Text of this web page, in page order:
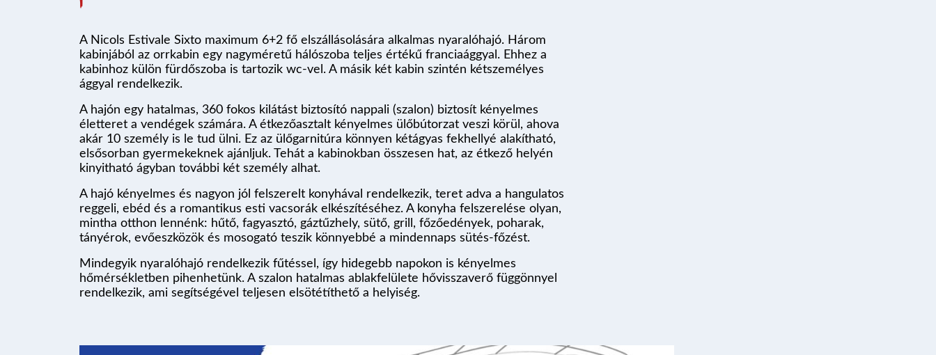
A Nicols Estivale Sixto maximum 6+2 fő elszállásolására alkalmas nyaralóhajó. Három
kabinjából az orrkabin egy nagyméretű hálószoba teljes értékű franciaággyal. Ehhez a
kabinhoz külön fürdőszoba is tartozik wc-vel. A másik két kabin szintén kétszemélyes
ággyal rendelkezik.
A hajón egy hatalmas, 360 fokos kilátást biztosító nappali (szalon) biztosít kényelmes
életteret a vendégek számára. A étkezőasztalt kényelmes ülőbútorzat veszi körül, ahova
akár 10 személy is le tud ülni. Ez az ülőgarnitúra könnyen kétágyas fekhellyé alakítható,
elsősorban gyermekeknek ajánljuk. Tehát a kabinokban összesen hat, az étkező helyén
kinyitható ágyban további két személy alhat.
A hajó kényelmes és nagyon jól felszerelt konyhával rendelkezik, teret adva a hangulatos
reggeli, ebéd és a romantikus esti vacsorák elkészítéséhez. A konyha felszerelése olyan,
mintha otthon lennénk: hűtő, fagyasztó, gáztűzhely, sütő, grill, főzőedények, poharak,
tányérok, evőeszközök és mosogató teszik könnyebbé a mindennaps sütés-főzést.
Mindegyik nyaralóhajó rendelkezik fűtéssel, így hidegebb napokon is kényelmes
hőmérsékletben pihenhetünk. A szalon hatalmas ablakfelülete hővisszaverő függönnyel
rendelkezik, ami segítségével teljesen elsötétíthető a helyiség.